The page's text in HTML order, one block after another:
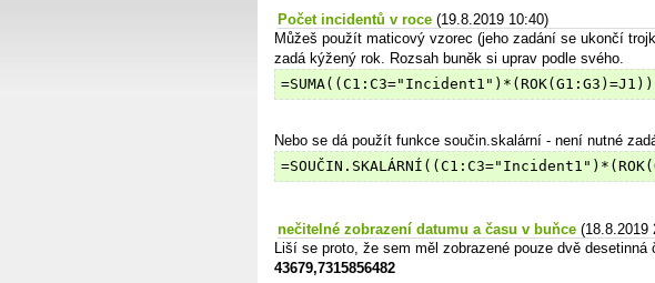
Počet incidentů v roce (19.8.2019 10:40)
Můžeš použít maticový vzorec (jeho zadání se ukončí
zadá kýžený rok. Rozsah buněk si uprav podle svého.
=SUMA((C1:C3="Incident1")*(ROK(G1:G3)=J1))
Nebo se dá použít funkce součin.skalární - není nutné
nečitelné zobrazení datumu a času v buňce (18.8.2019
Liší se proto, že sem měl zobrazené pouze dvě
43679,7315856482